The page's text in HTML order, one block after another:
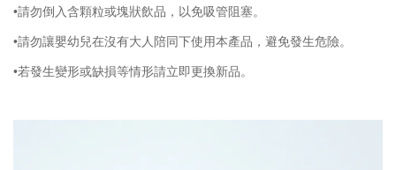
•請勿倒入含顆粒或塊狀飲品，以免吸管阻塞。
•請勿讓嬰幼兒在沒有大人陪同下使用本產品，避免發生危險。
•若發生變形或缺損等情形請立即更換新品。